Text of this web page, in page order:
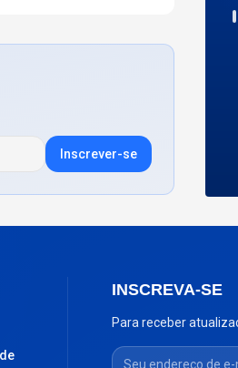
Inscrever-se
INSCREVA-SE
Para receber
Seu endereço de e-